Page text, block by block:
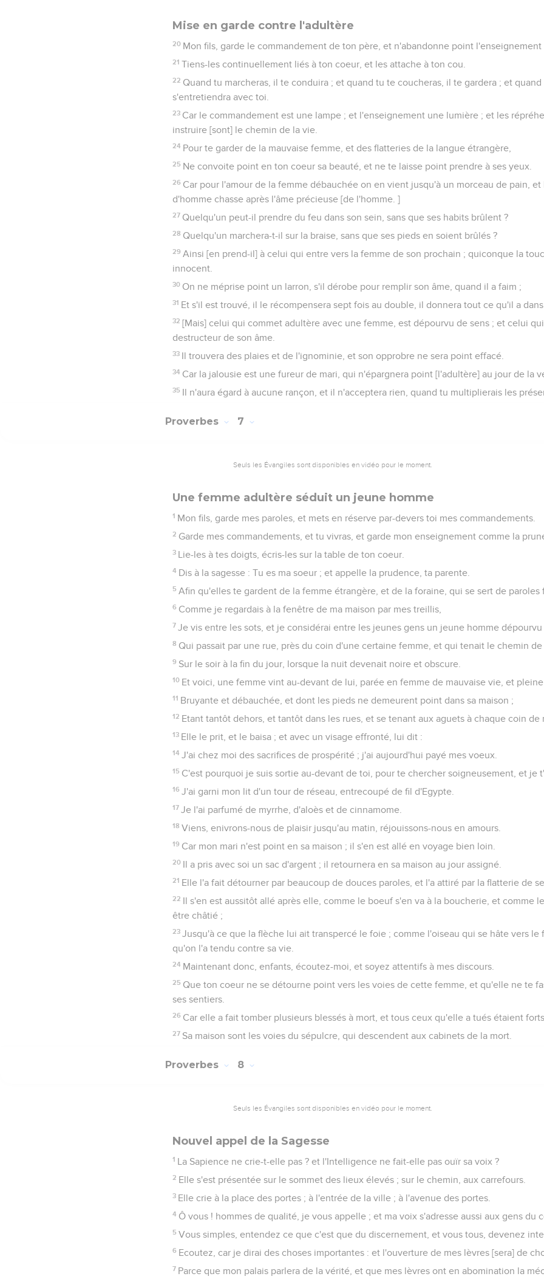
Mise en garde contre l'adultère
20 Mon fils, garde le commandement de ton père, et n'abandonne point l'enseignement
21 Tiens-les continuellement liés à ton coeur, et les attache à ton cou.
22 Quand tu marcheras, il te conduira ; et quand tu te coucheras, il te gardera ; et
s'entretiendra avec toi.
23 Car le commandement est une lampe ; et l'enseignement une lumière ; et les
instruire [sont] le chemin de la vie.
24 Pour te garder de la mauvaise femme, et des flatteries de la langue étrangère,
25 Ne convoite point en ton coeur sa beauté, et ne te laisse point prendre à ses yeux.
26 Car pour l'amour de la femme débauchée on en vient jusqu'à un morceau de pain,
d'homme chasse après l'âme précieuse [de l'homme. ]
27 Quelqu'un peut-il prendre du feu dans son sein, sans que ses habits brûlent ?
28 Quelqu'un marchera-t-il sur la braise, sans que ses pieds en soient brûlés ?
29 Ainsi [en prend-il] à celui qui entre vers la femme de son prochain ; quiconque la
innocent.
30 On ne méprise point un larron, s'il dérobe pour remplir son âme, quand il a faim ;
31 Et s'il est trouvé, il le récompensera sept fois au double, il donnera tout ce qu'il a dans
32 [Mais] celui qui commet adultère avec une femme, est dépourvu de sens ; et celui
destructeur de son âme.
33 Il trouvera des plaies et de l'ignominie, et son opprobre ne sera point effacé.
34 Car la jalousie est une fureur de mari, qui n'épargnera point [l'adultère] au jour de la
35 Il n'aura égard à aucune rançon, et il n'acceptera rien, quand tu multiplierais les
Proverbes 7
Seuls les Évangiles sont disponibles en vidéo pour le moment.
Une femme adultère séduit un jeune homme
1 Mon fils, garde mes paroles, et mets en réserve par-devers toi mes commandements.
2 Garde mes commandements, et tu vivras, et garde mon enseignement comme la
3 Lie-les à tes doigts, écris-les sur la table de ton coeur.
4 Dis à la sagesse : Tu es ma soeur ; et appelle la prudence, ta parente.
5 Afin qu'elles te gardent de la femme étrangère, et de la foraine, qui se sert de paroles
6 Comme je regardais à la fenêtre de ma maison par mes treillis,
7 Je vis entre les sots, et je considérai entre les jeunes gens un jeune homme dépourvu
8 Qui passait par une rue, près du coin d'une certaine femme, et qui tenait le chemin de
9 Sur le soir à la fin du jour, lorsque la nuit devenait noire et obscure.
10 Et voici, une femme vint au-devant de lui, parée en femme de mauvaise vie, et
11 Bruyante et débauchée, et dont les pieds ne demeurent point dans sa maison ;
12 Etant tantôt dehors, et tantôt dans les rues, et se tenant aux aguets à chaque coin de
13 Elle le prit, et le baisa ; et avec un visage effronté, lui dit :
14 J'ai chez moi des sacrifices de prospérité ; j'ai aujourd'hui payé mes voeux.
15 C'est pourquoi je suis sortie au-devant de toi, pour te chercher soigneusement, et je
16 J'ai garni mon lit d'un tour de réseau, entrecoupé de fil d'Egypte.
17 Je l'ai parfumé de myrrhe, d'aloès et de cinnamome.
18 Viens, enivrons-nous de plaisir jusqu'au matin, réjouissons-nous en amours.
19 Car mon mari n'est point en sa maison ; il s'en est allé en voyage bien loin.
20 Il a pris avec soi un sac d'argent ; il retournera en sa maison au jour assigné.
21 Elle l'a fait détourner par beaucoup de douces paroles, et l'a attiré par la flatterie de
22 Il s'en est aussitôt allé après elle, comme le boeuf s'en va à la boucherie, et comme
être châtié ;
23 Jusqu'à ce que la flèche lui ait transpercé le foie ; comme l'oiseau qui se hâte vers le
qu'on l'a tendu contre sa vie.
24 Maintenant donc, enfants, écoutez-moi, et soyez attentifs à mes discours.
25 Que ton coeur ne se détourne point vers les voies de cette femme, et qu'elle ne te
ses sentiers.
26 Car elle a fait tomber plusieurs blessés à mort, et tous ceux qu'elle a tués étaient forts.
27 Sa maison sont les voies du sépulcre, qui descendent aux cabinets de la mort.
Proverbes 8
Seuls les Évangiles sont disponibles en vidéo pour le moment.
Nouvel appel de la Sagesse
1 La Sapience ne crie-t-elle pas ? et l'Intelligence ne fait-elle pas ouïr sa voix ?
2 Elle s'est présentée sur le sommet des lieux élevés ; sur le chemin, aux carrefours.
3 Elle crie à la place des portes ; à l'entrée de la ville ; à l'avenue des portes.
4 Ô vous ! hommes de qualité, je vous appelle ; et ma voix s'adresse aussi aux gens du
5 Vous simples, entendez ce que c'est que du discernement, et vous tous, devenez
6 Ecoutez, car je dirai des choses importantes : et l'ouverture de mes lèvres [sera] de
7 Parce que mon palais parlera de la vérité, et que mes lèvres ont en abomination la